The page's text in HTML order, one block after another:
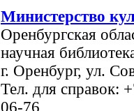
Министерство
Оренбургская
научная
г. Оренбург, ул.
Тел. для справок:
06-76